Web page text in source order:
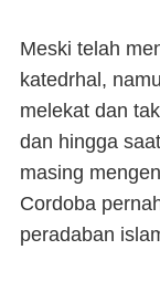
Meski telah
katedrhal,
melekat dan
dan hingga
masing
Cordoba
peradaban